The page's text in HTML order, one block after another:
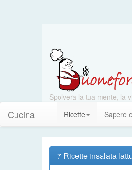
Spolvera la tua mente, la
Cucina Ricette Sapere
7 Ricette insalata